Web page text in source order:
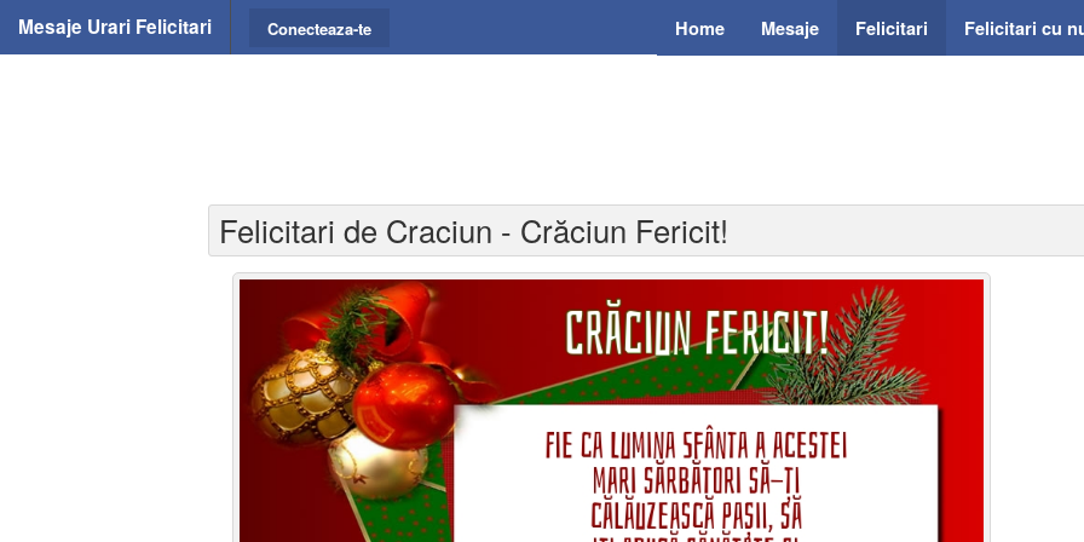
Mesaje Urari Felicitari Home Mesaje Felicitari Felicitari cu
Conecteaza-te
Felicitari de Craciun - Crăciun Fericit!